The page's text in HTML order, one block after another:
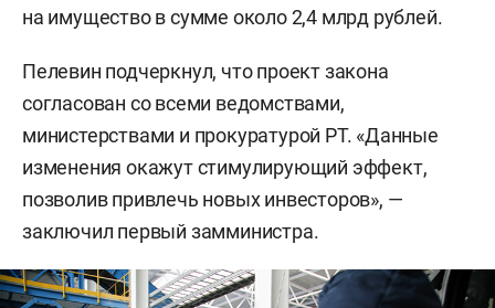
на имущество в сумме около 2,4 млрд рублей.
Пелевин подчеркнул, что проект закона
согласован со всеми ведомствами,
министерствами и прокуратурой РТ. «Данные
изменения окажут стимулирующий эффект,
позволив привлечь новых инвесторов», —
заключил первый замминистра.